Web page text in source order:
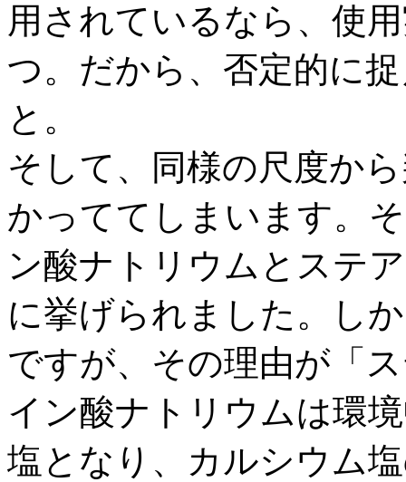
用されているなら、使
つ。だから、否定的に
と。
そして、同様の尺度か
かっててしまいます。
ン酸ナトリウムとステ
に挙げられました。し
ですが、その理由が「
イン酸ナトリウムは環
塩となり、カルシウム